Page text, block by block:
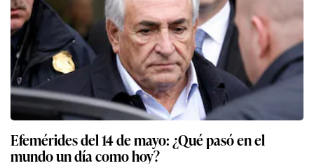
Efemérides del 14 de mayo: ¿Qué pasó en el
mundo un día como hoy?